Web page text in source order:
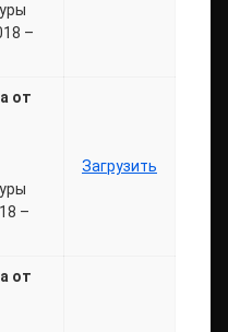
–
от
–
Загрузить
от